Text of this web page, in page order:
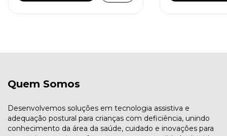
Quem Somos
Desenvolvemos soluções em tecnologia assistiva e
adequação postural para crianças com deficiência, unindo
conhecimento da área da saúde, cuidado e inovações para